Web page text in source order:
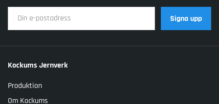
Signa upp
Kockums Jernverk
Produktion
Om Kockums